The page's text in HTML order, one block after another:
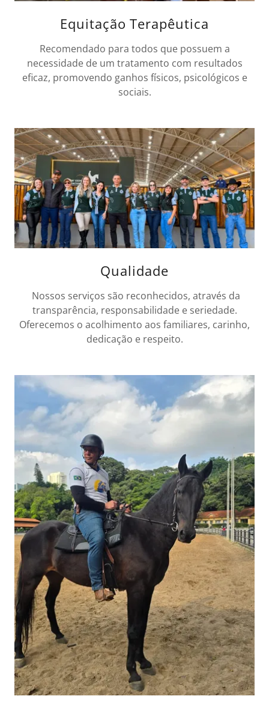
Equitação Terapêutica
Recomendado para todos que possuem a
necessidade de um tratamento com resultados
eficaz, promovendo ganhos físicos, psicológicos e
sociais.
Qualidade
Nossos serviços são reconhecidos, através da
transparência, responsabilidade e seriedade.
Oferecemos o acolhimento aos familiares, carinho,
dedicação e respeito.